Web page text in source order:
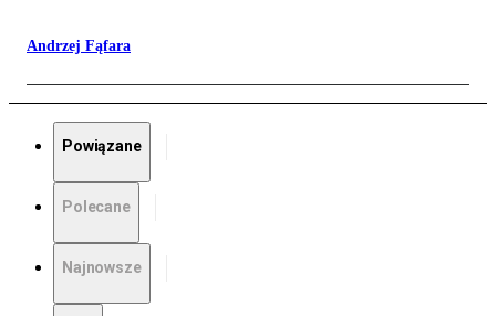
Andrzej Fąfara
Powiązane
Polecane
Najnowsze